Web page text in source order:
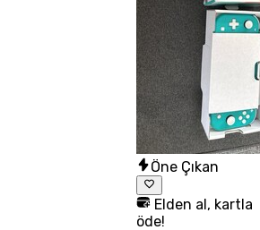
Öne Çıkan
Elden al, kartla
öde!